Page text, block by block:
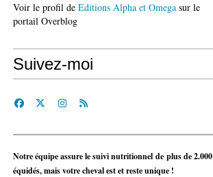
Voir le profil de Editions Alpha et Omega sur le
portail Overblog
Suivez-moi
Notre équipe assure le suivi nutritionnel de plus de 2.000
équidés, mais votre cheval est et reste unique !